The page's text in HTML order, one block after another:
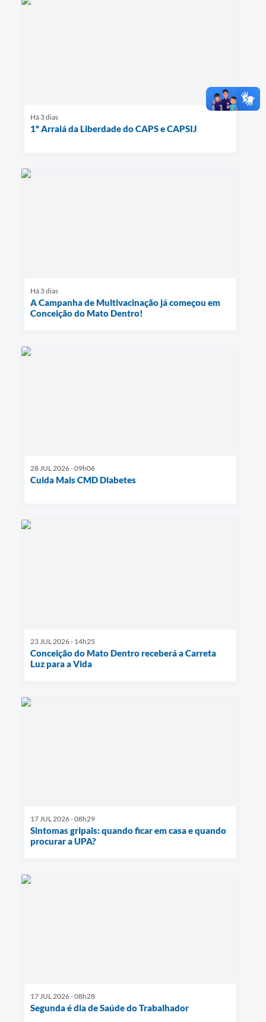
Há 3 dias
1º Arraiá da Liberdade do CAPS e CAPSIJ
Há 3 dias
A Campanha de Multivacinação já começou em
Conceição do Mato Dentro!
28 JUL 2026 - 09h06
Cuida Mais CMD Diabetes
23 JUL 2026 - 14h25
Conceição do Mato Dentro receberá a Carreta
Luz para a Vida
17 JUL 2026 - 08h29
Sintomas gripais: quando ficar em casa e quando
procurar a UPA?
17 JUL 2026 - 08h28
Segunda é dia de Saúde do Trabalhador